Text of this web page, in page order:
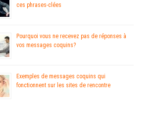
ces phrases-clées
Pourquoi vous ne recevez pas de réponses à
vos messages coquins?
Exemples de messages coquins qui
fonctionnent sur les sites de rencontre